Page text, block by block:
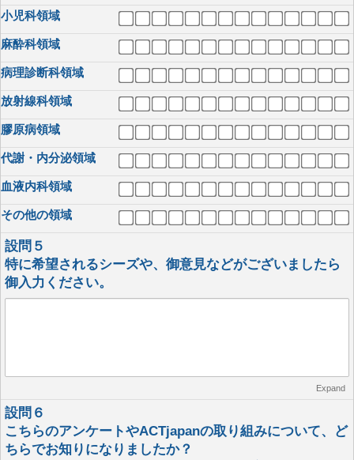
小児科領域
麻酔科領域
病理診断科領域
放射線科領域
膠原病領域
代謝・内分泌領域
血液内科領域
その他の領域
設問５
特に希望されるシーズや、御意見などがございましたら
御入力ください。
Expand
設問６
こちらのアンケートやACTjapanの取り組みについて、ど
ちらでお知りになりましたか？